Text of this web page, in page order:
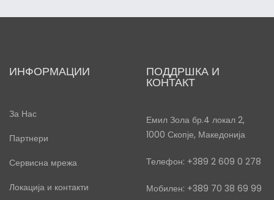
ИНФОРМАЦИИ
За Нас
Партнери
Сервисна мрежа
Локација и контакти
ПОДДРШКА И
КОНТАКТ
Емил Зола бр.4 локал 2,
1000 Скопје, Македонија
Телефон: +389 2 609 0 278
Мобилен: +389 70 38 69 99